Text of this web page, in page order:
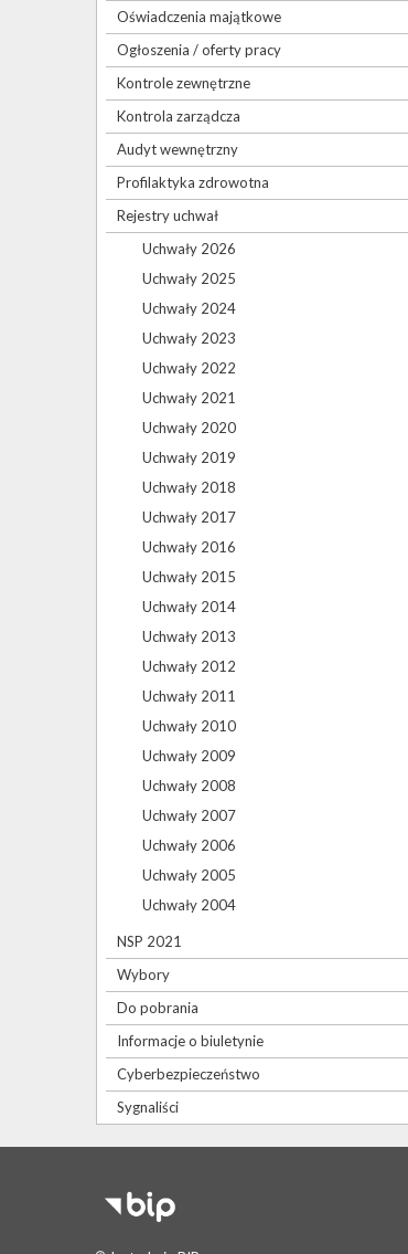
Oświadczenia majątkowe
Ogłoszenia / oferty pracy
Kontrole zewnętrzne
Kontrola zarządcza
Audyt wewnętrzny
Profilaktyka zdrowotna
Rejestry uchwał
Uchwały 2026
Uchwały 2025
Uchwały 2024
Uchwały 2023
Uchwały 2022
Uchwały 2021
Uchwały 2020
Uchwały 2019
Uchwały 2018
Uchwały 2017
Uchwały 2016
Uchwały 2015
Uchwały 2014
Uchwały 2013
Uchwały 2012
Uchwały 2011
Uchwały 2010
Uchwały 2009
Uchwały 2008
Uchwały 2007
Uchwały 2006
Uchwały 2005
Uchwały 2004
NSP 2021
Wybory
Do pobrania
Informacje o biuletynie
Cyberbezpieczeństwo
Sygnaliści